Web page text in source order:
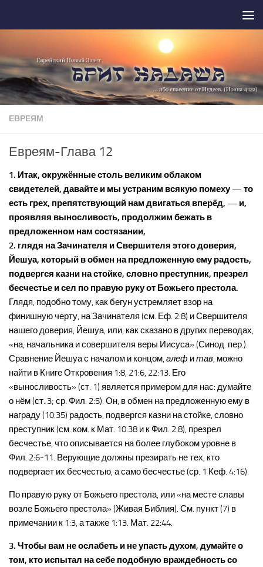
ЕВРЕЯМ
Евреям-Глава 12
1. Итак, окружённые столь великим облаком
свидетелей, давайте и мы устраним всякую помеху — то
есть грех, препятствующий нам двигаться вперёд, — и,
проявляя выносливость, продолжим бежать в
предложенном нам состязании,
2. глядя на Зачинателя и Свершителя этого доверия,
Йешуа, который в обмен на предложенную ему радость,
подвергся казни на стойке, словно преступник, презрел
бесчестье и сел по правую руку от Божьего престола.
Глядя, подобно тому, как бегун устремляет взор на
финишную черту, на Зачинателя (см. Еф. 2:8) и Свершителя
нашего доверия, Йешуа, или, как сказано в других переводах,
«на, начальника и совершителя веры Иисуса» (Синод. пер.).
Сравнение Йешуа с началом и концом, алеф итав, можно
найти в Книге Откровения 1:8, 21:6, 22:13. Его
«выносливость» (ст. 1) является примером для нас: думайте
о нём (ст. 3; ср. Фил. 2:5). Он, в обмен на предложенную ему в
награду (10:35) радость, подвергся казни на стойке, словно
преступник (см. ком. к Мат. 10:38 и к Фил. 2:8), презрел
бесчестье, что описывается на более глубоком уровне в
Фил. 2:6-11. Верующие должны презирать не тех, кто
подвергает их бесчестью, а само бесчестье (ср. 1 Кеф. 4:16).
По правую руку от Божьего престола, или «на месте славы
возле Божьего престола» (Живая Библия). См. пункт (7) в
примечании к 1:3, а также 1:13. Мат. 22:44.
3. Чтобы вам не ослабеть и не упасть духом, думайте о
том, кто испытал на себе подобную враждебность со